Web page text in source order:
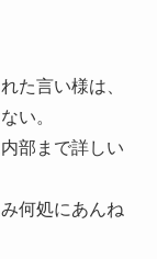
た言い様は、
い。
部まで詳しい
何処にあんね